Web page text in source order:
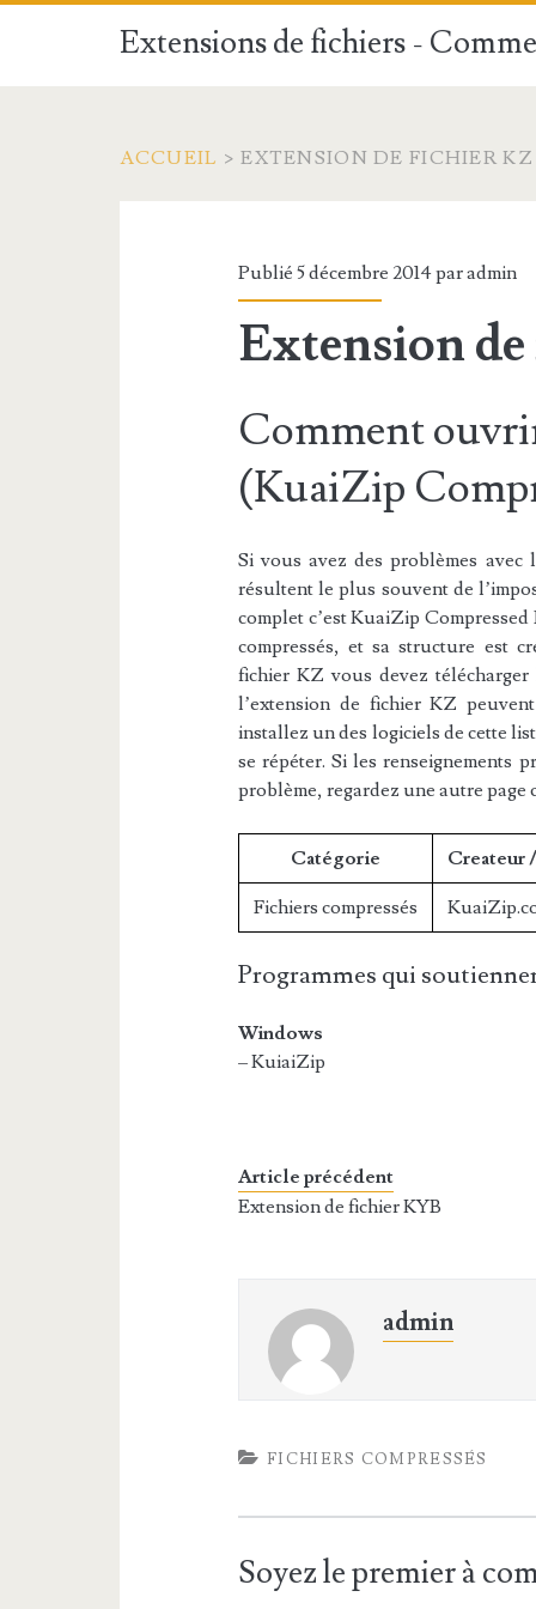
Extensions de fichiers -
ACCUEIL > EXTENSION DE FICHIER KZ
Publié 5 décembre 2014 paradmin
Extension
Comment
(KuaiZip
Si vous avez des problèmes
résultent le plus souvent de
complet c’est KuaiZip
compressés, et sa structure est
fichier KZ vous devez télécharger
l’extension de fichier KZ
installez un des logiciels de cette
se répéter. Si les renseignements
problème, regardez une autre page
Catégorie Createur
Fichiers compressés
Programmes qui
Windows
– KuiaiZip
Article précédent
Extension de fichier KYB
admin
FICHIERS COMPRESSÉS
Soyez le premier à